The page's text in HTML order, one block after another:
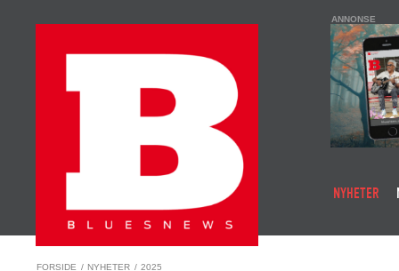
ANNONSE
NYHETER
FORSIDE / NYHETER / 2025